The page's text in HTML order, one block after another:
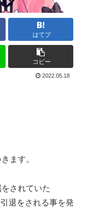
はてブ
コピー
2022.05.18
ます。
されていた
退をされる事を発